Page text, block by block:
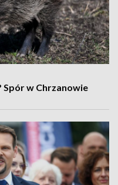
Spór w Chrzanowie